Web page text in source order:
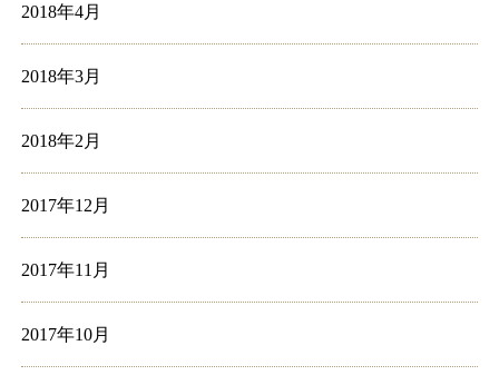
2018年4月
2018年3月
2018年2月
2017年12月
2017年11月
2017年10月